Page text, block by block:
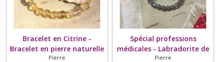
Bracelet en Citrine -
Bracelet en pierre naturelle
- Grade A - Entoure perle
Pierre
Spécial professions
médicales - Labradorite de
Madagascar - Entoure perle
Pierre